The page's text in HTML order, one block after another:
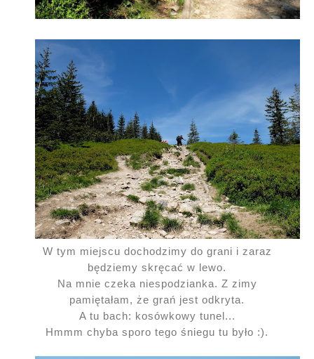
W tym miejscu dochodzimy do grani i zaraz
będziemy skręcać w lewo.
Na mnie czeka niespodzianka. Z zimy
pamiętałam, że grań jest odkryta.
A tu bach: kosówkowy tunel...
Hmmm chyba sporo tego śniegu tu było :).